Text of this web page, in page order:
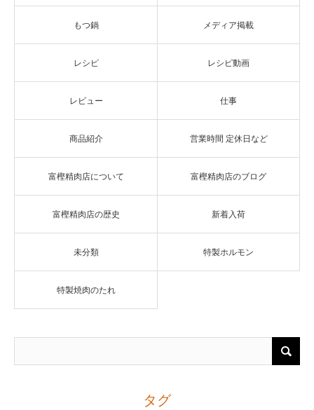
もつ鍋 メディア掲載
レシピ レシピ動画
レビュー 仕事
商品紹介 営業時間 定休日など
富樫精肉店について 富樫精肉店のブログ
富樫精肉店の歴史 新着入荷
未分類 特製ホルモン
特製焼肉のたれ
タグ